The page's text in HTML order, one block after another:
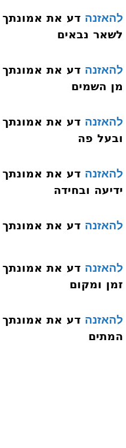
להאזנה
לשאר נבאים
להאזנה
מן השמים
להאזנה
ובעל פה
להאזנה
ידיעה ובחידה
להאזנה דע את אמונתך 013 היסוד האחד עשר שכר ועונש
להאזנה
זמן ומקום
להאזנה
המתים